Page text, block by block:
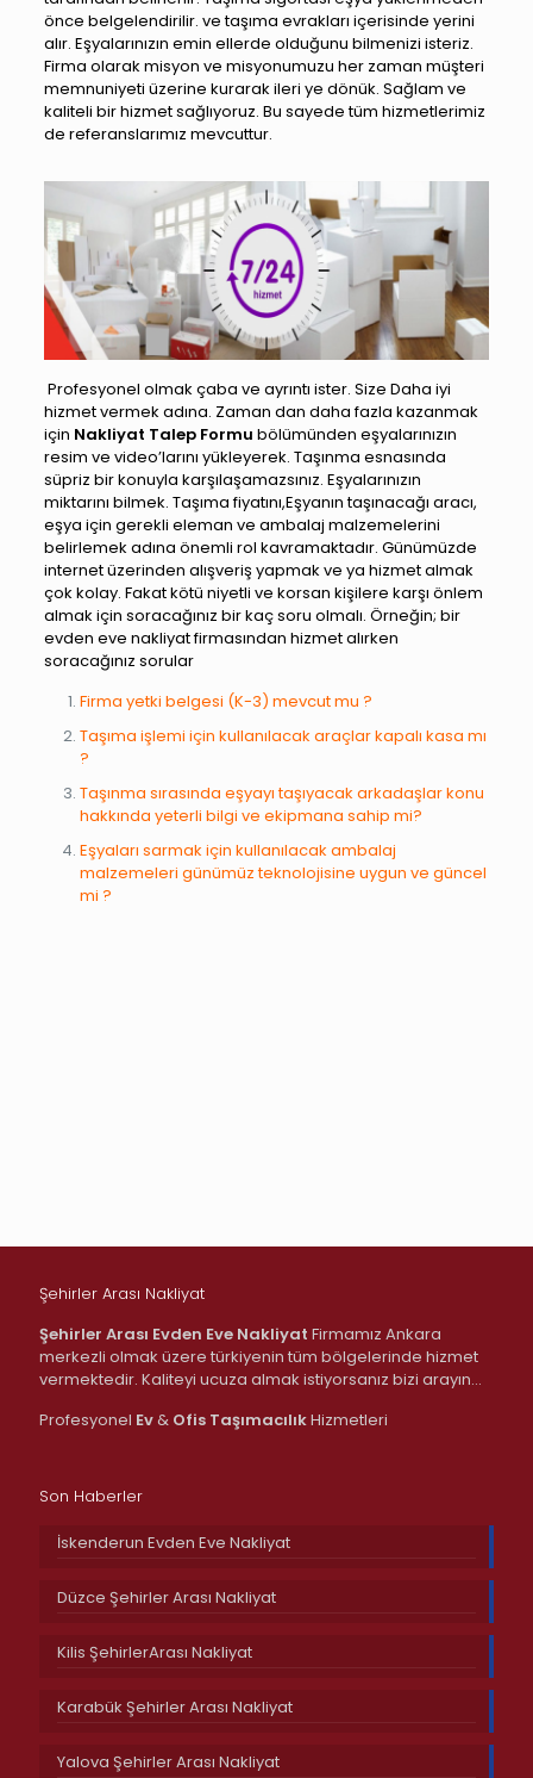
önce belgelendirilir. ve taşıma evrakları içerisinde yerini
alır. Eşyalarınızın emin ellerde olduğunu bilmenizi isteriz.
Firma olarak misyon ve misyonumuzu her zaman müşteri
memnuniyeti üzerine kurarak ileri ye dönük. Sağlam ve
kaliteli bir hizmet sağlıyoruz. Bu sayede tüm hizmetlerimiz
de referanslarımız mevcuttur.
Profesyonel olmak çaba ve ayrıntı ister. Size Daha iyi
hizmet vermek adına. Zaman dan daha fazla kazanmak
için Nakliyat Talep Formu bölümünden eşyalarınızın
resim ve video’larını yükleyerek. Taşınma esnasında
süpriz bir konuyla karşılaşamazsınız. Eşyalarınızın
miktarını bilmek. Taşıma fiyatını,Eşyanın taşınacağı aracı,
eşya için gerekli eleman ve ambalaj malzemelerini
belirlemek adına önemli rol kavramaktadır. Günümüzde
internet üzerinden alışveriş yapmak ve ya hizmet almak
çok kolay. Fakat kötü niyetli ve korsan kişilere karşı önlem
almak için soracağınız bir kaç soru olmalı. Örneğin; bir
evden eve nakliyat firmasından hizmet alırken
soracağınız sorular
Firma yetki belgesi (K-3) mevcut mu ?
Taşıma işlemi için kullanılacak araçlar kapalı kasa mı
?
Taşınma sırasında eşyayı taşıyacak arkadaşlar konu
hakkında yeterli bilgi ve ekipmana sahip mi?
Eşyaları sarmak için kullanılacak ambalaj
malzemeleri günümüz teknolojisine uygun ve güncel
mi ?
Şehirler Arası Nakliyat
Şehirler Arası Evden Eve Nakliyat Firmamız Ankara
merkezli olmak üzere türkiyenin tüm bölgelerinde hizmet
vermektedir. Kaliteyi ucuza almak istiyorsanız bizi arayın…
Profesyonel Ev& Ofis TaşımacılıkHizmetleri
Son Haberler
İskenderun Evden Eve Nakliyat
Düzce Şehirler Arası Nakliyat
Kilis ŞehirlerArası Nakliyat
Karabük Şehirler Arası Nakliyat
Yalova Şehirler Arası Nakliyat